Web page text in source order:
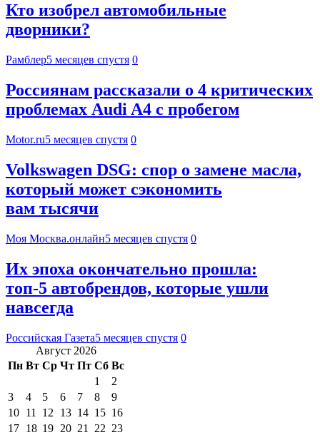
Кто изобрел автомобильные
дворники?
Рамблер5 месяцев спустя 0
Россиянам рассказали о 4 критических
проблемах Audi A4 с пробегом
Motor.ru5 месяцев спустя 0
Volkswagen DSG: спор о замене масла,
который может сэкономить
вам тысячи
Моя Москва.онлайн5 месяцев спустя 0
Их эпоха окончательно прошла:
топ-5 автобрендов, которые ушли
навсегда
Российская Газета5 месяцев спустя 0
Август 2026
Пн Вт Ср Чт Пт Сб Вс
1
2
3
4 5 6 7 8
9
10 11 12 13 14 15 16
17 18 19 20 21 22 23